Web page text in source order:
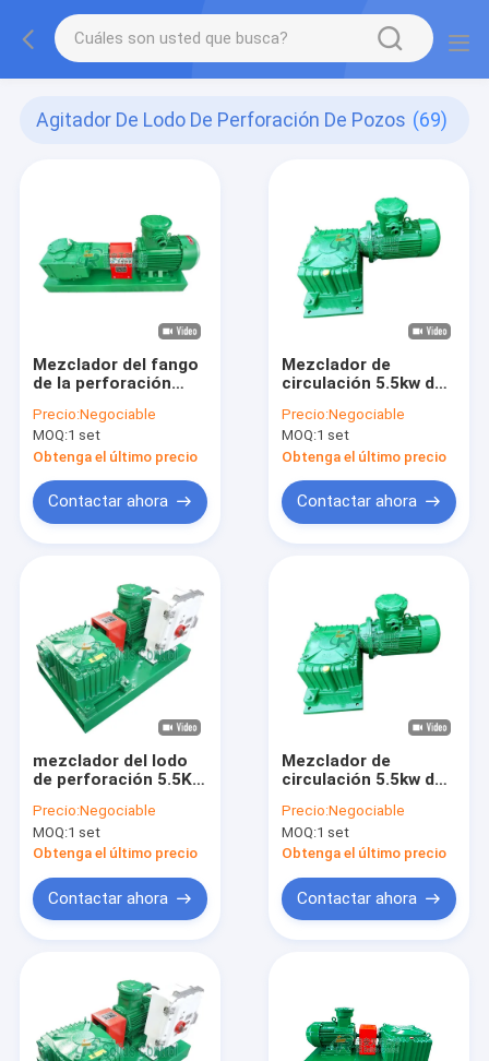
Agitador De Lodo De Perforación De Pozos (69)
Mezclador del fango
de la perforación
petróleo y
gas/pequeña huella
sin la máquina del
mezclador del fango
de la resbalón
Precio:Negociable
MOQ:1 set
Obtenga el último precio
Contactar ahora
Mezclador de
circulación 5.5kw del
del sistema con
tiempo de servicio
largo
Precio:Negociable
MOQ:1 set
Obtenga el último precio
Contactar ahora
mezclador del lodo
de perforación 5.5KW
cambios para la
perforación
direccional
Precio:Negociable
MOQ:1 set
Obtenga el último precio
Contactar ahora
Mezclador de
circulación 5.5kw del
del sistema con
tiempo de servicio
largo
Precio:Negociable
MOQ:1 set
Obtenga el último precio
Contactar ahora